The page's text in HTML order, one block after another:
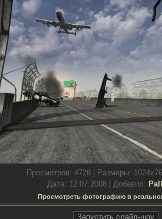
Просмотров: 4728 | Размеры:
Дата: 12.07.2008 | Добавил:
Просмотреть фотографию в